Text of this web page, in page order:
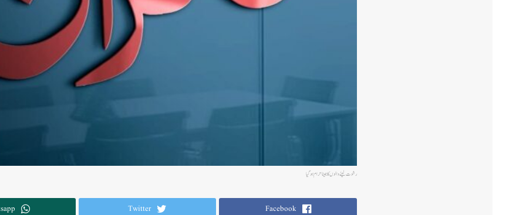
رشوت لینے والوں کا جینا حرام ہوگیا
Facebook
Twitter